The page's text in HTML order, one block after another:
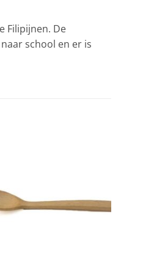
Filipijnen. De
school en er is